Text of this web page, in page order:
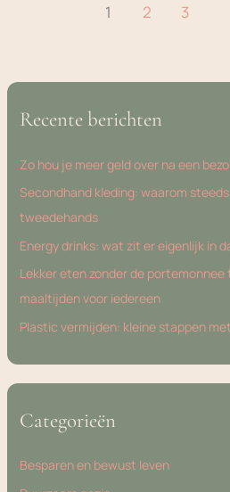
1 2 3
Recente berichten
Zo hou je meer geld over na een
Secondhand kleding: waarom
tweedehands
Energy drinks: wat zit er eigenlijk in
Lekker eten zonder de
maaltijden voor iedereen
Plastic vermijden: kleine stappen
Categorieën
Besparen en bewust leven